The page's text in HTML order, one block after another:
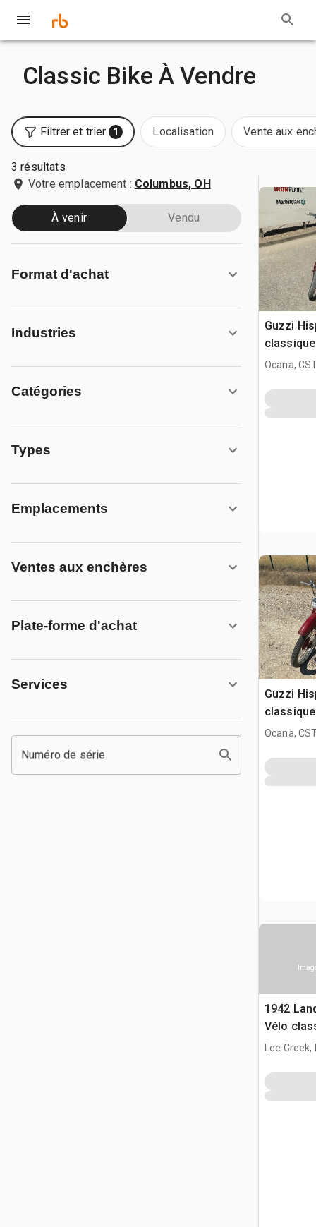
Classic Bike À Vendre
Filtrer et trier 1 Localisation Vente aux
3 résultats
Votre emplacement : Columbus, OH
À venir Vendu
Format d'achat
Industries
Catégories
Types
Emplacements
Ventes aux enchères
Plate-forme d'achat
Services
Numéro de série
Guzzi
classique
Ocana,
Guzzi
Ocana,
1942
Vélo
Lee Creek,